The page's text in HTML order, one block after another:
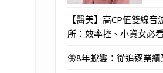
【醫美】高CP值雙線
所：效率控、小資女必
🦋8年蛻變：從追逐業績